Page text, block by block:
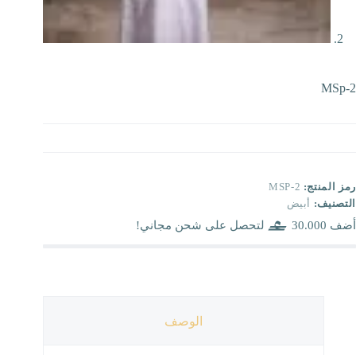
MSp-2
رمز المنتج: MSP-2
التصنيف: أبيض
أضف 30.000 لتحصل على شحن مجاني!
الوصف